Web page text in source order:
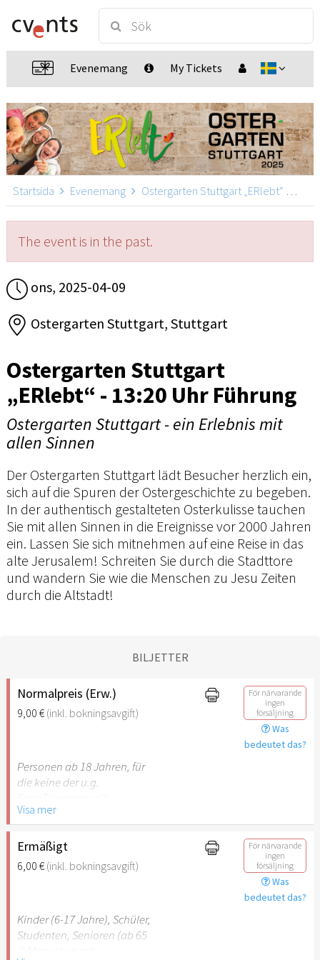
Evenemang My Tickets
Startsida Evenemang Ostergarten Stuttgart „ERlebt“
The event is in the past.
ons, 2025-04-09
Ostergarten Stuttgart, Stuttgart
Ostergarten Stuttgart
„ERlebt“ - 13:20 Uhr Führung
Ostergarten Stuttgart - ein Erlebnis mit
allen Sinnen
Der Ostergarten Stuttgart lädt Besucher herzlich ein,
sich auf die Spuren der Ostergeschichte zu begeben.
In der authentisch gestalteten Osterkulisse tauchen
Sie mit allen Sinnen in die Ereignisse vor 2000 Jahren
ein. Lassen Sie sich mitnehmen auf eine Reise in das
alte Jerusalem! Schreiten Sie durch die Stadttore
und wandern Sie wie die Menschen zu Jesu Zeiten
durch die Altstadt!
BILJETTER
Normalpreis (Erw.)
9,00 €(inkl. bokningsavgift)
För närvarande
ingen
försäljning
Was
bedeutet das?
Personen ab 18 Jahren, für
die keine der u.g.
Visa mer
Ermäßigt
6,00 €(inkl. bokningsavgift)
För närvarande
ingen
försäljning
Was
bedeutet das?
Kinder (6-17 Jahre), Schüler,
Studenten, Senioren (ab 65